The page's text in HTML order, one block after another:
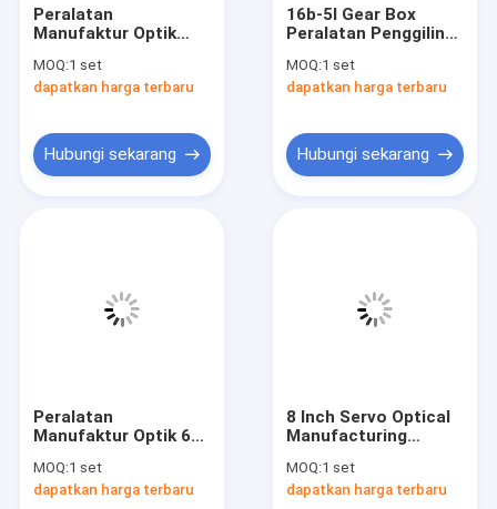
Video
Kontrol Kualitas
Peralatan
Manufaktur Optik
Penggiling Pabrik
Otomatis
MOQ:1 set
dapatkan harga terbaru
Hubungi sekarang
16b-5l Gear Box
Peralatan Penggiling
Optik
MOQ:1 set
dapatkan harga terbaru
Hubungi sekarang
Peralatan
Manufaktur Optik 6
MOQ:1 set
dapatkan harga terbaru
8 Inch Servo Optical
Manufacturing
Cutting
MOQ:1 set
dapatkan harga terbaru